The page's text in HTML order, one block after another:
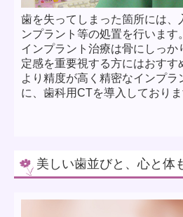
歯を失ってしまった箇所には、
ンプラント等の処置を行います。
インプラント治療は骨にしっか
定感を重要視する方にはおすす
より精度が高く精密なインプラ
に、歯科用CTを導入しておりま
美しい歯並びと、心と体